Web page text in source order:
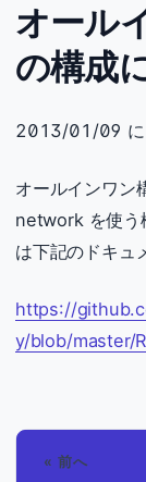
オール
の構成
2013/01/09 に
オールインワ
network を使う
は下記のドキュ
https://
y/blob/master/
« 前へ